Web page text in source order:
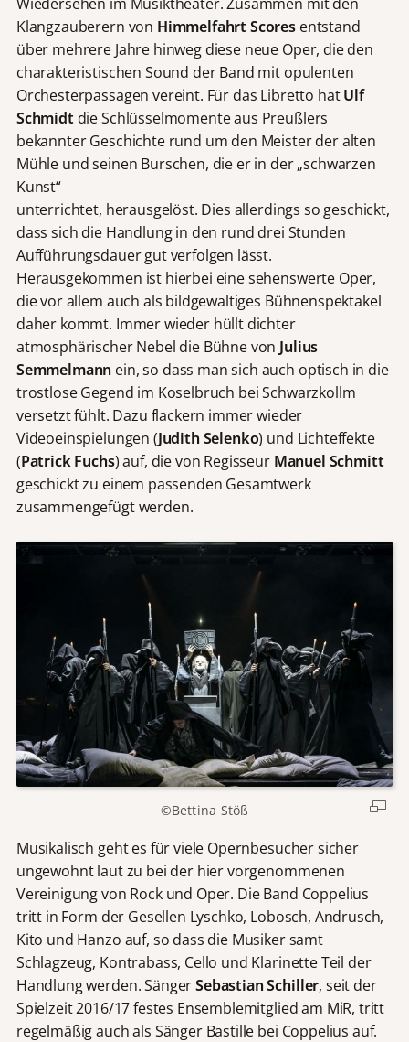
Klangzauberern von Himmelfahrt Scores entstand
über mehrere Jahre hinweg diese neue Oper, die den
charakteristischen Sound der Band mit opulenten
Orchesterpassagen vereint. Für das Libretto hatUlf
Schmidtdie Schlüsselmomente aus Preußlers
bekannter Geschichte rund um den Meister der alten
Mühle und seinen Burschen, die er in der „schwarzen
Kunst“
unterrichtet, herausgelöst. Dies allerdings so geschickt,
dass sich die Handlung in den rund drei Stunden
Aufführungsdauer gut verfolgen lässt.
Herausgekommen ist hierbei eine sehenswerte Oper,
die vor allem auch als bildgewaltiges Bühnenspektakel
daher kommt. Immer wieder hüllt dichter
atmosphärischer Nebel die Bühne von Julius
Semmelmann ein, so dass man sich auch optisch in die
trostlose Gegend im Koselbruch bei Schwarzkollm
versetzt fühlt. Dazu flackern immer wieder
Videoeinspielungen (Judith Selenko) und Lichteffekte
(Patrick Fuchs) auf, die von Regisseur Manuel Schmitt
geschickt zu einem passenden Gesamtwerk
zusammengefügt werden.
©Bettina Stöß
Musikalisch geht es für viele Opernbesucher sicher
ungewohnt laut zu bei der hier vorgenommenen
Vereinigung von Rock und Oper. Die Band Coppelius
tritt in Form der Gesellen Lyschko, Lobosch, Andrusch,
Kito und Hanzo auf, so dass die Musiker samt
Schlagzeug, Kontrabass, Cello und Klarinette Teil der
Handlung werden. SängerSebastian Schiller, seit der
Spielzeit 2016/17 festes Ensemblemitglied am MiR, tritt
regelmäßig auch als Sänger Bastille bei Coppelius auf.